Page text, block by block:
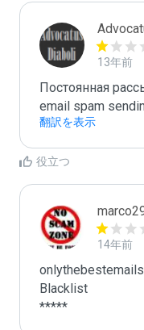
13年前
Постоянная
email spam
翻訳を表示
役立つ
14年前
Blacklist
*****